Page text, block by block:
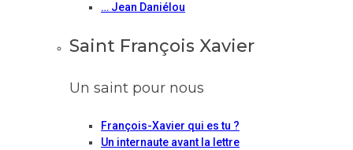
… Jean Daniélou
Saint François Xavier
Un saint pour nous
François-Xavier qui es tu ?
Un internaute avant la lettre